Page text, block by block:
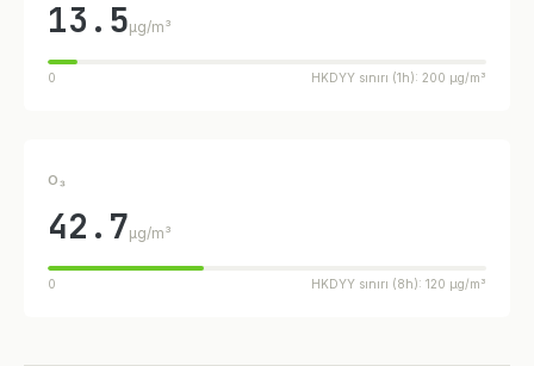
13.5µg/m³
0 HKDYY sınırı (1h): 200 µg/m³
O₃
42.7µg/m³
0 HKDYY sınırı (8h): 120 µg/m³